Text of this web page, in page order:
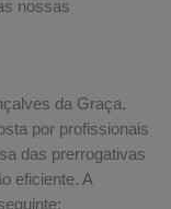
nossas
da Graça,
por profissionais
das prerrogativas
eficiente. A